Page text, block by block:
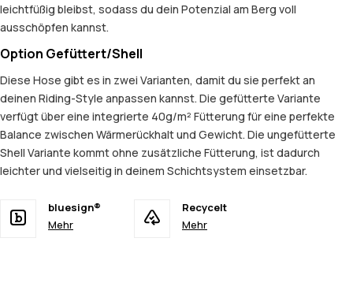
leichtfüßig bleibst, sodass du dein Potenzial am Berg voll
ausschöpfen kannst.
Option Gefüttert/Shell
Diese Hose gibt es in zwei Varianten, damit du sie perfekt an
deinen Riding-Style anpassen kannst. Die gefütterte Variante
verfügt über eine integrierte 40g/m² Fütterung für eine perfekte
Balance zwischen Wärmerückhalt und Gewicht. Die ungefütterte
Shell Variante kommt ohne zusätzliche Fütterung, ist dadurch
leichter und vielseitig in deinem Schichtsystem einsetzbar.
bluesign®
Mehr
Recycelt
Mehr